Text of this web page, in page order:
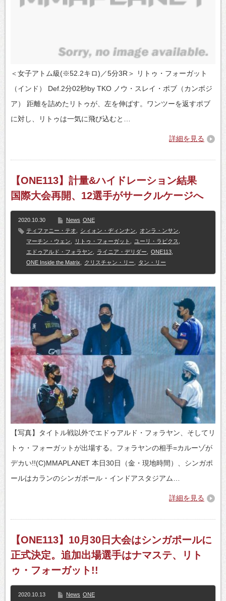
＜女子アトム級(※52.2キロ)／5分3R＞ リトゥ・フォーガット
（インド） Def.2分02秒by TKO ノウ・スレイ・ポブ（カンボジ
ア） 距離を詰めたリトゥが、左を伸ばす。ワンツーを返すポブ
に対し、リトゥは一気に飛び込むと…
詳細を見る
【ONE113】計量&ハイドレーション結果
国際大会再開、12選手がサークルケージへ
2020.10.30 News ONE
ティファニー・テオ
シィォン・ヂィンナン オンラ・ンサン
マーチン・ウェン
リトゥ・フォーガット ユーリ・ラピクス
エドゥアルド・フォラヤン
ライニア・デリダー ONE113
ONE Inside the Matrix
クリスチャン・リー タン・リー
【写真】タイトル戦以外でエドゥアルド・フォラヤン、そしてリ
トゥ・フォーガットが出場する。フォラヤンの相手=カルーゾが
デカい!!(C)MMAPLANET 本日30日（金・現地時間）、シンガポ
ールはカランのシンガポール・インドアスタジアム…
詳細を見る
【ONE113】10月30日大会はシンガポールに
正式決定。追加出場選手はナマステ、リト
ゥ・フォーガット!!
2020.10.13 News ONE